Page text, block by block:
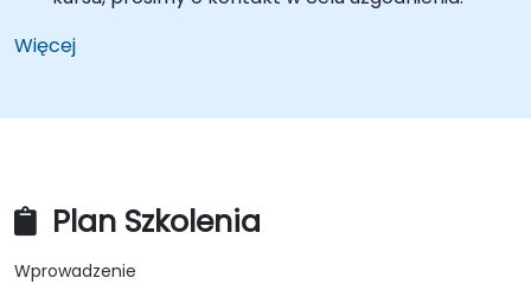
Więcej
Plan Szkolenia
Wprowadzenie